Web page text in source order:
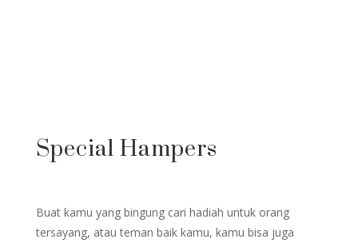
Special Hampers
Buat kamu yang bingung cari hadiah untuk orang
tersayang, atau teman baik kamu, kamu bisa juga